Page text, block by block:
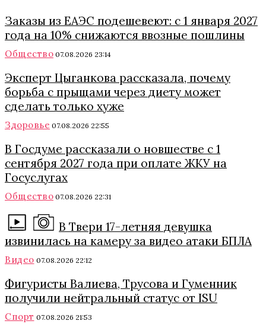
Заказы из ЕАЭС подешевеют: с 1 января 2027
года на 10% снижаются ввозные пошлины
Общество 07.08.2026 23:14
Эксперт Цыганкова рассказала, почему
борьба с прыщами через диету может
сделать только хуже
Здоровье 07.08.2026 22:55
В Госдуме рассказали о новшестве с 1
сентября 2027 года при оплате ЖКУ на
Госуслугах
Общество 07.08.2026 22:31
В Твери 17-летняя девушка
извинилась на камеру за видео атаки БПЛА
Видео 07.08.2026 22:12
Фигуристы Валиева, Трусова и Гуменник
получили нейтральный статус от ISU
Спорт 07.08.2026 21:53